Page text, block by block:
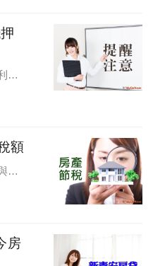
投
額
稅
房